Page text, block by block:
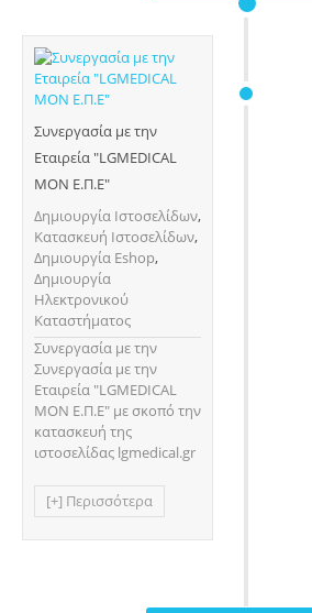
Συνεργασία με την
Εταιρεία "LGMEDICAL
ΜΟΝ Ε.Π.Ε"
Δημιουργία Ιστοσελίδων,
Κατασκευή Ιστοσελίδων,
Δημιουργία Eshop,
Δημιουργία
Ηλεκτρονικού
Καταστήματος
Συνεργασία με την
Συνεργασία με την
Εταιρεία "LGMEDICAL
ΜΟΝ Ε.Π.Ε" με σκοπό την
κατασκευή της
ιστοσελίδας lgmedical.gr
[+] Περισσότερα